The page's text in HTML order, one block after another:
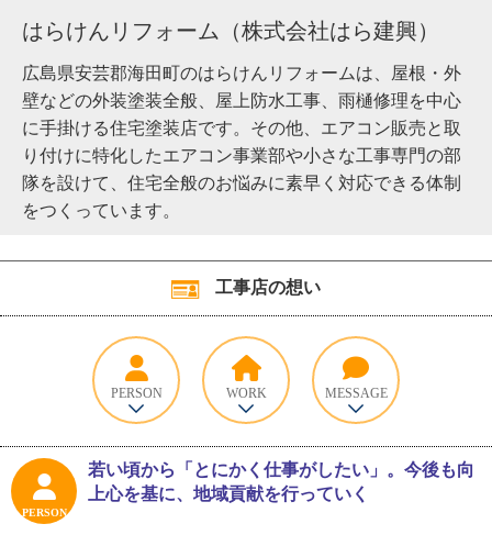
はらけんリフォーム（株式会社はら建興）
広島県安芸郡海田町のはらけんリフォームは、屋根・外
壁などの外装塗装全般、屋上防水工事、雨樋修理を中心
に手掛ける住宅塗装店です。その他、エアコン販売と取
り付けに特化したエアコン事業部や小さな工事専門の部
隊を設けて、住宅全般のお悩みに素早く対応できる体制
をつくっています。
工事店の想い
PERSON WORK MESSAGE
PERSON
若い頃から「とにかく仕事がしたい」。今後も向
上心を基に、地域貢献を行っていく